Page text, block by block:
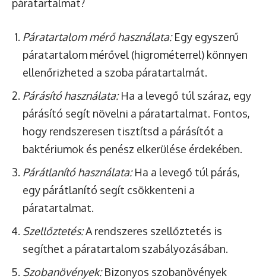
páratartalmat?
Páratartalom mérő használata:Egy egyszerű
páratartalom mérővel (higrométerrel) könnyen
ellenőrizheted a szoba páratartalmát.
Párásító használata:Ha a levegő túl száraz, egy
párásító segít növelni a páratartalmat. Fontos,
hogy rendszeresen tisztítsd a párásítót a
baktériumok és penész elkerülése érdekében.
Párátlanító használata:Ha a levegő túl párás,
egy párátlanító segít csökkenteni a
páratartalmat.
Szellőztetés:A rendszeres szellőztetés is
segíthet a páratartalom szabályozásában.
Szobanövények:Bizonyos szobanövények